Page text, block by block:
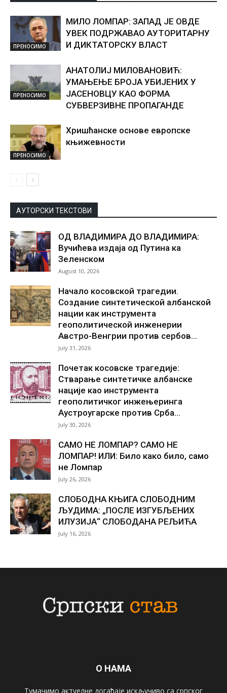
ПРЕНОСИМО
МИЛО ЛОМПАР: ЗАПАД ЈЕ ОВДЕ
УВЕК ПОДРЖАВАО АУТОРИТАРНУ
И ДИКТАТОРСКУ ВЛАСТ
ПРЕНОСИМО
АНАТОЛИЈ МИЛОВАНОВИЋ:
УМАЊЕЊЕ БРОЈА УБИЈЕНИХ У
ЈАСЕНОВЦУ КАО ФОРМА
СУБВЕРЗИВНЕ ПРОПАГАНДЕ
ПРЕНОСИМО
Хришћанске основе европске
књижевности
АУТОРСКИ ТЕКСТОВИ
ОД ВЛАДИМИРА ДО ВЛАДИМИРА:
Вучићева издаја од Путина ка
Зеленском
August 10, 2026
Начало косовской трагедии.
Создание синтетической албанской
нации как инструмента
геополитической инженерии
Австро-Венгрии против сербов...
July 31, 2026
Почетак косовске трагедије:
Стварање синтетичке албанске
нације као инструмента
геополитичког инжењеринга
Аустроугарске против Срба...
July 30, 2026
САМО НЕ ЛОМПАР? САМО НЕ
ЛОМПАР! ИЛИ: Било како било, само
не Ломпар
July 26, 2026
СЛОБОДНА КЊИГА СЛОБОДНИМ
ЉУДИМА: „ПОСЛЕ ИЗГУБЉЕНИХ
ИЛУЗИЈА“ СЛОБОДАНА РЕЉИЋА
July 16, 2026
О НАМА
Тумачимо актуелне догађаје искључиво са српског